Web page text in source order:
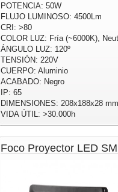
POTENCIA: 50W
FLUJO LUMINOSO: 4500Lm
CRI: >80
COLOR LUZ: Fría (~6000K),
ÁNGULO LUZ: 120º
TENSIÓN: 220V
CUERPO: Aluminio
ACABADO: Negro
IP: 65
DIMENSIONES: 208x188x28 mm
VIDA ÚTIL: >30.000h
Foco Proyector LED